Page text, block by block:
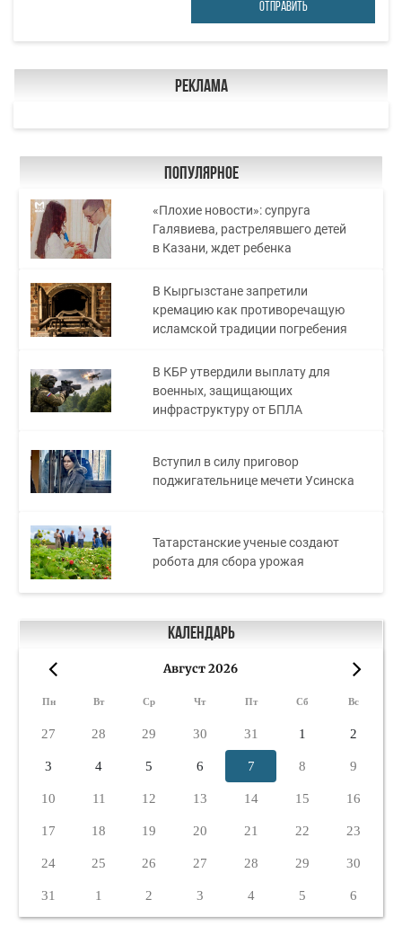
ОТПРАВИТЬ
Реклама
Популярное
«Плохие новости»: супруга
Галявиева, растрелявшего детей
в Казани, ждет ребенка
В Кыргызстане запретили
кремацию как противоречащую
исламской традиции погребения
В КБР утвердили выплату для
военных, защищающих
инфраструктуру от БПЛА
Вступил в силу приговор
поджигательнице мечети Усинска
Татарстанские ученые создают
робота для сбора урожая
Календарь
Август 2026
Пн Вт Ср Чт Пт Сб Вс
27 28 29 30 31 1 2
3 4 5 6 7 8 9
10 11 12 13 14 15 16
17 18 19 20 21 22 23
24 25 26 27 28 29 30
31 1 2 3 4 5 6